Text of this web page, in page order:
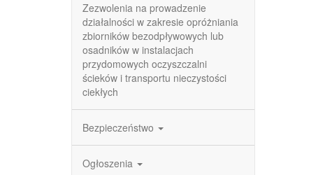
Zezwolenia na prowadzenie
działalności w zakresie opróżniania
zbiorników bezodpływowych lub
osadników w instalacjach
przydomowych oczyszczalni
ścieków i transportu nieczystości
ciekłych
Bezpieczeństwo
Ogłoszenia